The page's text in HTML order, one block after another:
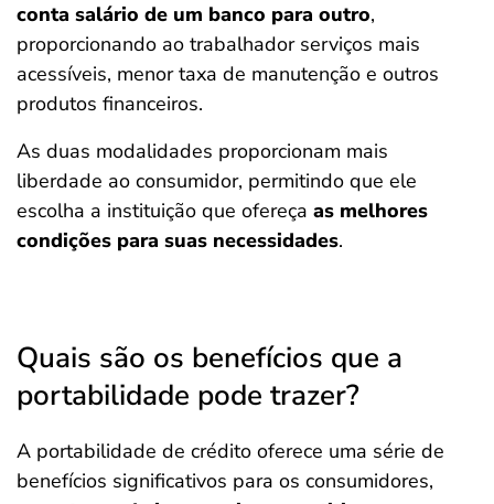
conta salário de um banco para outro,
proporcionando ao trabalhador serviços mais
acessíveis, menor taxa de manutenção e outros
produtos financeiros.
As duas modalidades proporcionam mais
liberdade ao consumidor, permitindo que ele
escolha a instituição que ofereça as melhores
condições para suas necessidades.
Quais são os benefícios que a
portabilidade pode trazer?
A portabilidade de crédito oferece uma série de
benefícios significativos para os consumidores,